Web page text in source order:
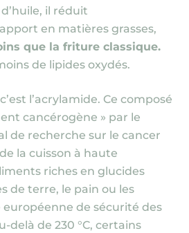
il réduit
en matières grasses,
que la friture classique.
de lipides oxydés.
l’acrylamide. Ce composé
cancérogène » par le
de recherche sur le cancer
la cuisson à haute
riches en glucides
de terre, le pain ou les
européenne de sécurité des
delà de 230 °C, certains